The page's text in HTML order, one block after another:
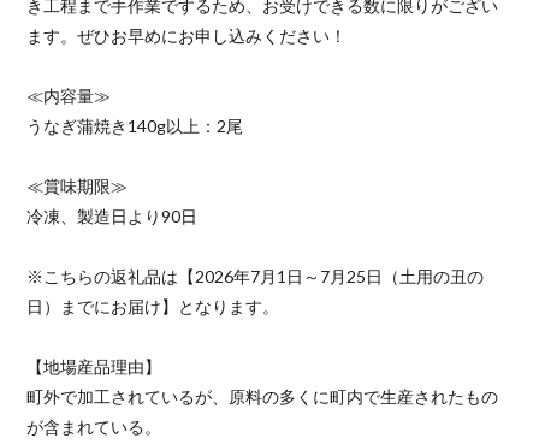
き工程まで手作業でするため、お受けできる数に限りがござい
ます。ぜひお早めにお申し込みください！
≪内容量≫
うなぎ蒲焼き140g以上：2尾
≪賞味期限≫
冷凍、製造日より90日
※こちらの返礼品は【2026年7月1日～7月25日（土用の丑の
日）までにお届け】となります。
【地場産品理由】
町外で加工されているが、原料の多くに町内で生産されたもの
が含まれている。